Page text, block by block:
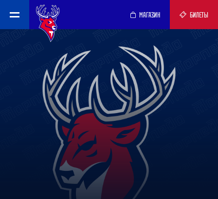
МАГАЗИН БИЛЕТЫ